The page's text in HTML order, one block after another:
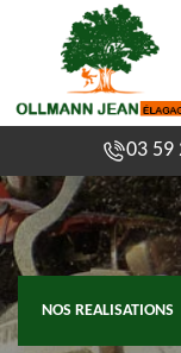
03 59
NOS REALISATIONS